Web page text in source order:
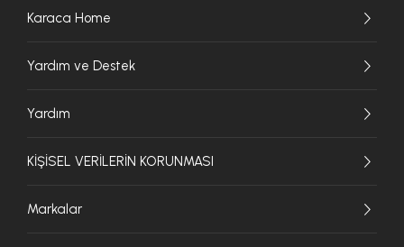
Karaca Home
Yardım ve Destek
Yardım
KİŞİSEL VERİLERİN KORUNMASI
Markalar